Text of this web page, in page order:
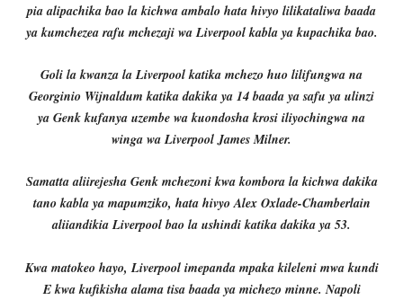
pia alipachika bao la kichwa ambalo hata hivyo lilikataliwa baada
ya kumchezea rafu mchezaji wa Liverpool kabla ya kupachika bao.
Goli la kwanza la Liverpool katika mchezo huo lilifungwa na
Georginio Wijnaldum katika dakika ya 14 baada ya safu ya ulinzi
ya Genk kufanya uzembe wa kuondosha krosi iliyochingwa na
winga wa Liverpool James Milner.
Samatta aliirejesha Genk mchezoni kwa kombora la kichwa dakika
tano kabla ya mapumziko, hata hivyo Alex Oxlade-Chamberlain
aliiandikia Liverpool bao la ushindi katika dakika ya 53.
Kwa matokeo hayo, Liverpool imepanda mpaka kileleni mwa kundi
E kwa kufikisha alama tisa baada ya michezo minne. Napoli